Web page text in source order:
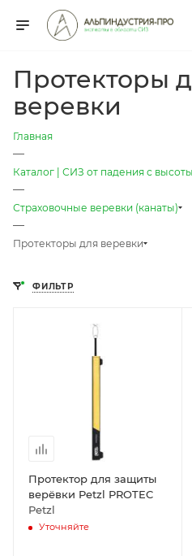
Протекторы
веревки
Главная
—
Каталог | СИЗ от падения с высоты
—
Страховочные веревки (канаты)
—
Протекторы для веревки
ФИЛЬТР
Протектор для защиты
верёвки Petzl PROTEC
Petzl
Уточняйте